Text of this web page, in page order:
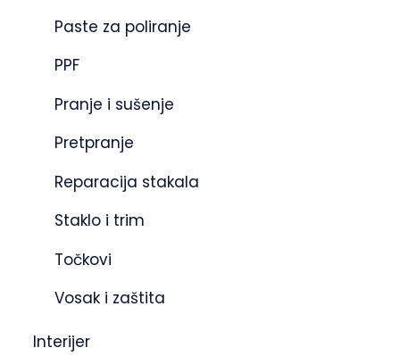
Paste za poliranje
PPF
Pranje i sušenje
Pretpranje
Reparacija stakala
Staklo i trim
Točkovi
Vosak i zaštita
Interijer